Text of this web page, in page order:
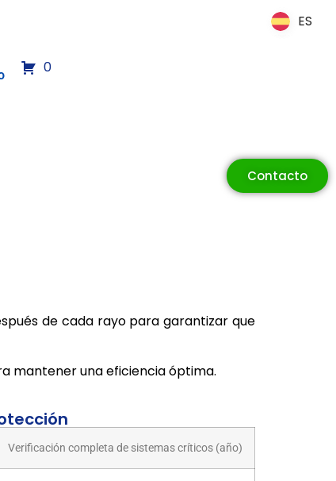
0
Contacto
de cada rayo para garantizar que
mantener una eficiencia óptima.
Verificación completa de sistemas críticos (año)
ES
ES